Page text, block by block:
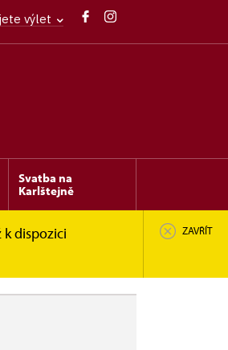
výlet
Svatba na
Karlštejně
dispozici
ZAVŘÍT